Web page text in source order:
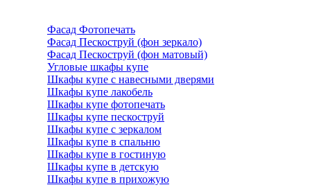
Фасад Фотопечать
Фасад Пескоструй (фон зеркало)
Фасад Пескоструй (фон матовый)
Угловые шкафы купе
Шкафы купе с навесными дверями
Шкафы купе лакобель
Шкафы купе фотопечать
Шкафы купе пескоструй
Шкафы купе с зеркалом
Шкафы купе в спальню
Шкафы купе в гостиную
Шкафы купе в детскую
Шкафы купе в прихожую